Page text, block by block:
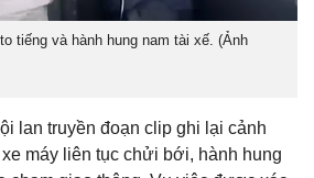
tiếng và hành hung nam tài xế. (Ảnh
lan truyền đoạn clip ghi lại cảnh
máy liên tục chửi bới, hành hung